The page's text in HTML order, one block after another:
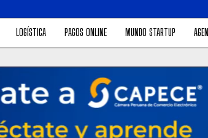
LOGÍSTICA PAGOS ONLINE MUNDO STARTUP